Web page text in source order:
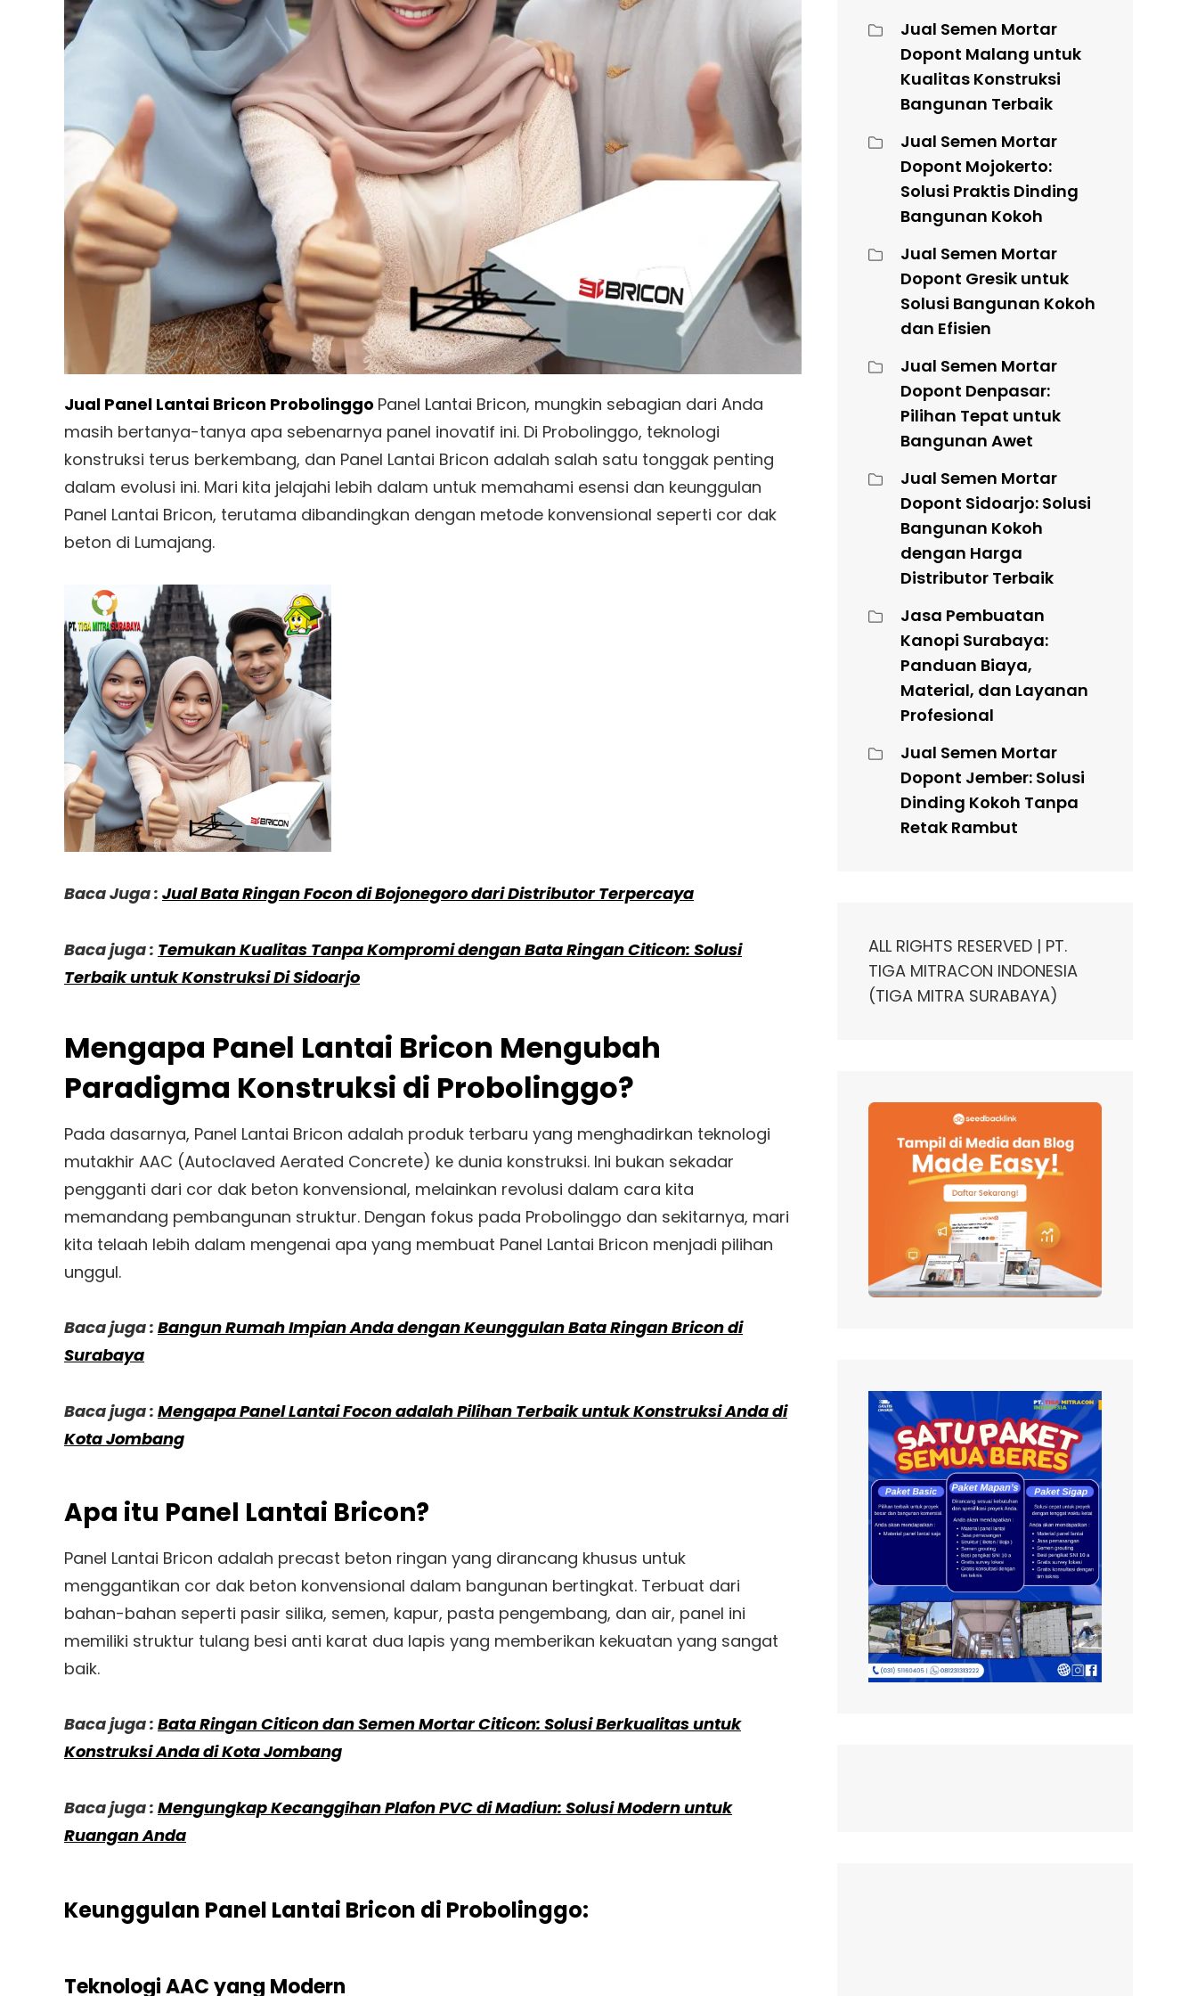
Jual Panel Lantai Bricon Probolinggo Panel Lantai Bricon, mungkin sebagian dari Anda
masih bertanya-tanya apa sebenarnya panel inovatif ini. Di Probolinggo, teknologi
konstruksi terus berkembang, dan Panel Lantai Bricon adalah salah satu tonggak penting
dalam evolusi ini. Mari kita jelajahi lebih dalam untuk memahami esensi dan keunggulan
Panel Lantai Bricon, terutama dibandingkan dengan metode konvensional seperti cor dak
beton di Lumajang.
Baca Juga : Jual Bata Ringan Focon di Bojonegoro dari Distributor Terpercaya
Baca juga : Temukan Kualitas Tanpa Kompromi dengan Bata Ringan Citicon: Solusi
Terbaik untuk Konstruksi Di Sidoarjo
Mengapa Panel Lantai Bricon Mengubah
Paradigma Konstruksi di Probolinggo?
Pada dasarnya, Panel Lantai Bricon adalah produk terbaru yang menghadirkan teknologi
mutakhir AAC (Autoclaved Aerated Concrete) ke dunia konstruksi. Ini bukan sekadar
pengganti dari cor dak beton konvensional, melainkan revolusi dalam cara kita
memandang pembangunan struktur. Dengan fokus pada Probolinggo dan sekitarnya, mari
kita telaah lebih dalam mengenai apa yang membuat Panel Lantai Bricon menjadi pilihan
unggul.
Baca juga : Bangun Rumah Impian Anda dengan Keunggulan Bata Ringan Bricon di
Surabaya
Baca juga : Mengapa Panel Lantai Focon adalah Pilihan Terbaik untuk Konstruksi Anda di
Kota Jombang
Apa itu Panel Lantai Bricon?
Panel Lantai Bricon adalah precast beton ringan yang dirancang khusus untuk
menggantikan cor dak beton konvensional dalam bangunan bertingkat. Terbuat dari
bahan-bahan seperti pasir silika, semen, kapur, pasta pengembang, dan air, panel ini
memiliki struktur tulang besi anti karat dua lapis yang memberikan kekuatan yang sangat
baik.
Baca juga : Bata Ringan Citicon dan Semen Mortar Citicon: Solusi Berkualitas untuk
Konstruksi Anda di Kota Jombang
Baca juga : Mengungkap Kecanggihan Plafon PVC di Madiun: Solusi Modern untuk
Ruangan Anda
Keunggulan Panel Lantai Bricon di Probolinggo:
Teknologi AAC yang Modern
Jual Semen Mortar
Dopont Malang untuk
Kualitas Konstruksi
Bangunan Terbaik
Jual Semen Mortar
Dopont Mojokerto:
Solusi Praktis Dinding
Bangunan Kokoh
Jual Semen Mortar
Dopont Gresik untuk
Solusi Bangunan Kokoh
dan Efisien
Jual Semen Mortar
Dopont Denpasar:
Pilihan Tepat untuk
Bangunan Awet
Jual Semen Mortar
Dopont Sidoarjo: Solusi
Bangunan Kokoh
dengan Harga
Distributor Terbaik
Jasa Pembuatan
Kanopi Surabaya:
Panduan Biaya,
Material, dan Layanan
Profesional
Jual Semen Mortar
Dopont Jember: Solusi
Dinding Kokoh Tanpa
Retak Rambut
ALL RIGHTS RESERVED | PT.
TIGA MITRACON INDONESIA
(TIGA MITRA SURABAYA)